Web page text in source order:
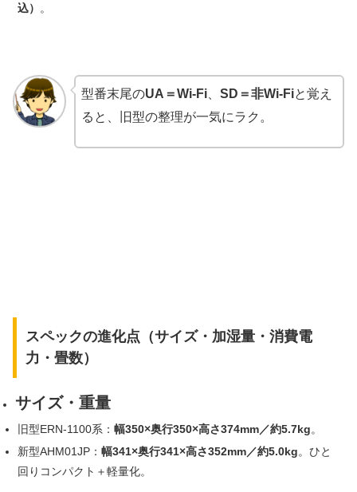
込）
。
型番末尾のUA＝Wi-Fi、 SD＝非Wi-Fiと覚え
ると、旧型の整理が一気にラク。
スペックの進化点（サイズ・加湿量・消費電
力・畳数）
サイズ・重量
旧型ERN-1100系： 幅350×奥行350×高さ374mm／約5.7kg。
新型AHM01JP： 幅341×奥行341×高さ352mm／約5.0kg。ひと
回りコンパクト＋軽量化。